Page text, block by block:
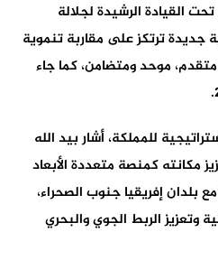
القيادة الرشيدة لجلالة
جديدة ترتكز على مقاربة تنموية
موحد ومتضامن، كما جاء
للمملكة، أشار بيد الله
مكانته كمنصة متعددة الأبعاد
إفريقيا جنوب الصحراء،
وتعزيز الربط الجوي والبحري